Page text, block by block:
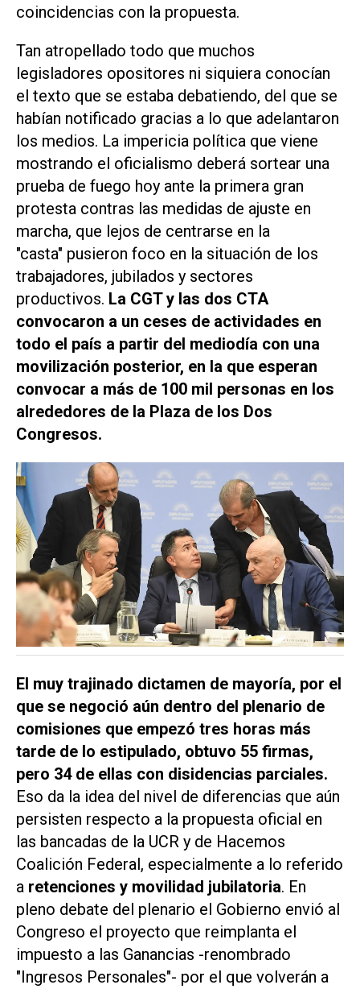
coincidencias con la propuesta.
Tan atropellado todo que muchos
legisladores opositores ni siquiera conocían
el texto que se estaba debatiendo, del que se
habían notificado gracias a lo que adelantaron
los medios. La impericia política que viene
mostrando el oficialismo deberá sortear una
prueba de fuego hoy ante la primera gran
protesta contras las medidas de ajuste en
marcha, que lejos de centrarse en la
"casta" pusieron foco en la situación de los
trabajadores, jubilados y sectores
productivos. La CGT y las dos CTA
convocaron a un ceses de actividades en
todo el país a partir del mediodía con una
movilización posterior, en la que esperan
convocar a más de 100 mil personas en los
alrededores de la Plaza de los Dos
Congresos.
El muy trajinado dictamen de mayoría, por el
que se negoció aún dentro del plenario de
comisiones que empezó tres horas más
tarde de lo estipulado, obtuvo 55 firmas,
pero 34 de ellas con disidencias parciales.
Eso da la idea del nivel de diferencias que aún
persisten respecto a la propuesta oficial en
las bancadas de la UCR y de Hacemos
Coalición Federal, especialmente a lo referido
a retenciones y movilidad jubilatoria. En
pleno debate del plenario el Gobierno envió al
Congreso el proyecto que reimplanta el
impuesto a las Ganancias -renombrado
"Ingresos Personales"- por el que volverán a